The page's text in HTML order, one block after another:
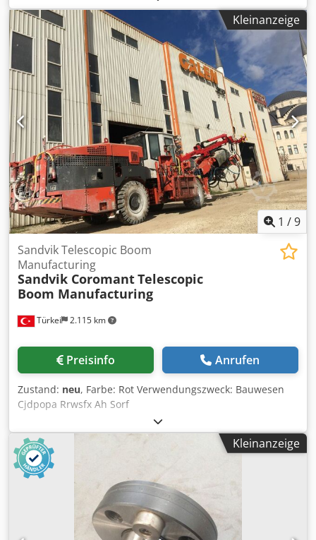
Kleinanzeige
1 /9
Türkei 2.115 km
Sandvik Telescopic Boom
Manufacturing
Sandvik CoromantTelescopic
Boom Manufacturing
Preisinfo Anrufen
Zustand: neu, Farbe: Rot Verwendungszweck: Bauwesen
Cjdpopa Rrwsfx Ah Sorf
Kleinanzeige